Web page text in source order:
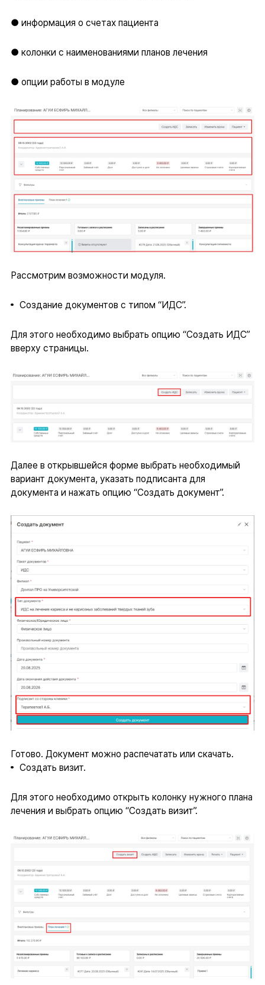
● информация о счетах пациента
● колонки с наименованиями планов лечения
● опции работы в модуле
Рассмотрим возможности модуля.
Создание документов с типом “ИДС”.
Для этого необходимо выбрать опцию “Создать ИДС”
вверху страницы.
Далее в открывшейся форме выбрать необходимый
вариант документа, указать подписанта для
документа и нажать опцию “Создать документ”.
Готово. Документ можно распечатать или скачать.
Создать визит.
Для этого необходимо открыть колонку нужного плана
лечения и выбрать опцию “Создать визит”.